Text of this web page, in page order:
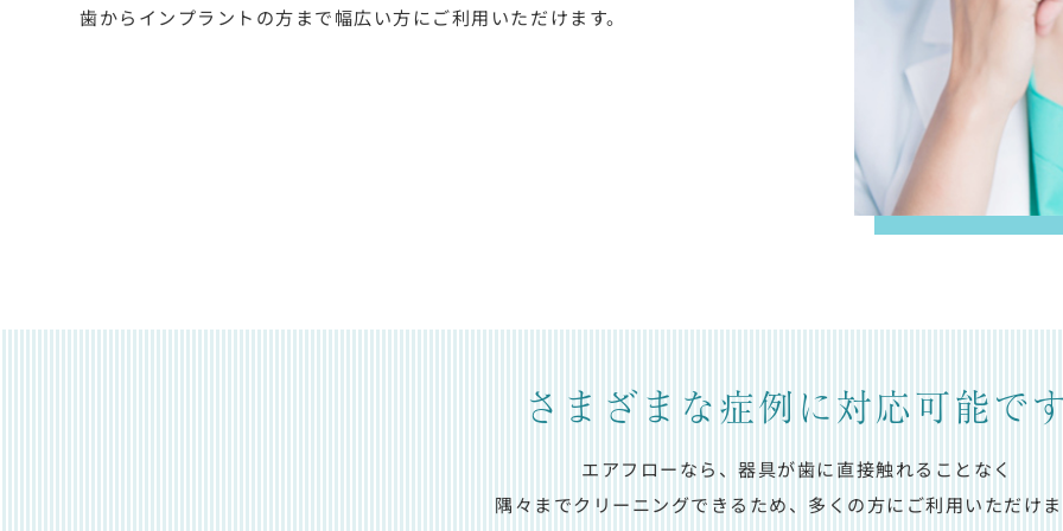
歯からインプラントの方まで幅広い方にご利用いただけます。
さまざまな症例に対応可能で
エアフローなら、器具が歯に直接触れることなく
隅々までクリーニングできるため、多くの方にご利用いただけ